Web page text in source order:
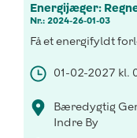
Energijæger:
Nr.: 2024-26-01-03
Få et energifyldt
01-02-2027 kl.
Bæredygtig
Indre By